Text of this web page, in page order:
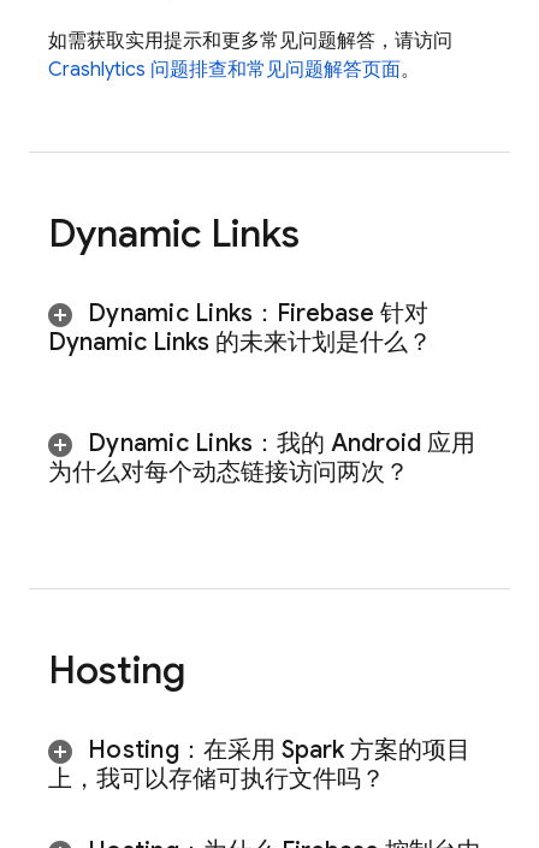
如需获取实用提示和更多常见问题解答，请访问
Crashlytics 问题排查和常见问题解答页面。
Dynamic Links
Dynamic Links ：Firebase 针对
Dynamic Links 的未来计划是什么？
Dynamic Links ：我的 Android 应用
为什么对每个动态链接访问两次？
Hosting
Hosting：在采用 Spark 方案的项目
上，我可以存储可执行文件吗？